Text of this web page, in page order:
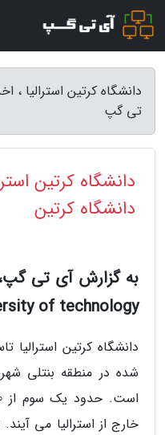
دانشگاه کرتین استرالیا
تی گپ
دانشگاه کرتین
دانشگاه کرتین
به گزارش آی تی گپ،
of technology
شده در منطقه بنتلی